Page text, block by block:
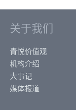
关于我们
青悦价值观
机构介绍
大事记
媒体报道